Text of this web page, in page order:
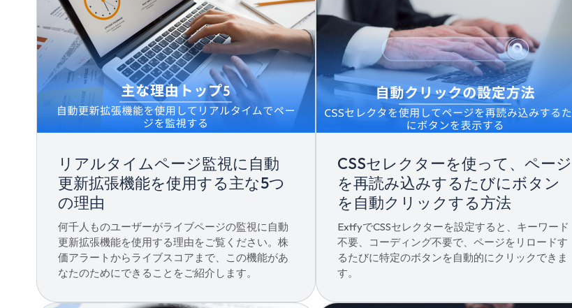
リアルタイムページ監視に自動
更新拡張機能を使用する主な5つ
の理由
何千人ものユーザーがライブページの監視に自動
更新拡張機能を使用する理由をご覧ください。株
価アラートからライブスコアまで、この機能があ
なたのためにできることをご紹介します。
CSSセレクターを使って、ページ
を再読み込みするたびにボタン
を自動クリックする方法
ExtfyでCSSセレクターを設定すると、キーワード
不要、コーディング不要で、ページをリロードす
るたびに特定のボタンを自動的にクリックできま
す。